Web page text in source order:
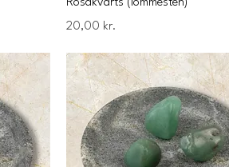
Rosakvarts (lommesten)
Pris
20,00 kr.